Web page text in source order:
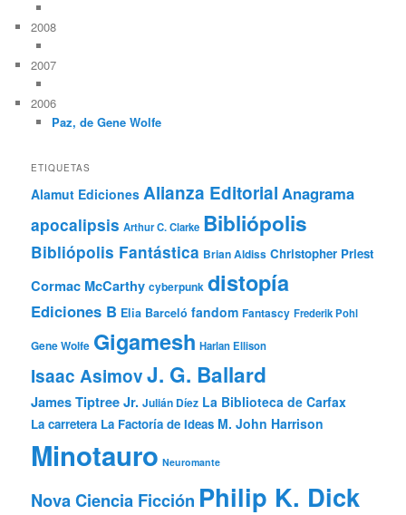
2008
2007
2006
Paz, de Gene Wolfe
ETIQUETAS
Alamut Ediciones Alianza Editorial Anagrama
apocalipsis Arthur C. Clarke Bibliópolis
Bibliópolis Fantástica Brian Aldiss Christopher Priest
Cormac McCarthy cyberpunk distopía
Ediciones B Elia Barceló fandom Fantascy Frederik Pohl
Gene Wolfe Gigamesh Harlan Ellison
Isaac AsimovJ. G. Ballard
James Tiptree Jr. Julián Díez La Biblioteca de Carfax
La carretera La Factoría de Ideas M. John Harrison
Minotauro Neuromante
Nova Ciencia Ficción Philip K. Dick